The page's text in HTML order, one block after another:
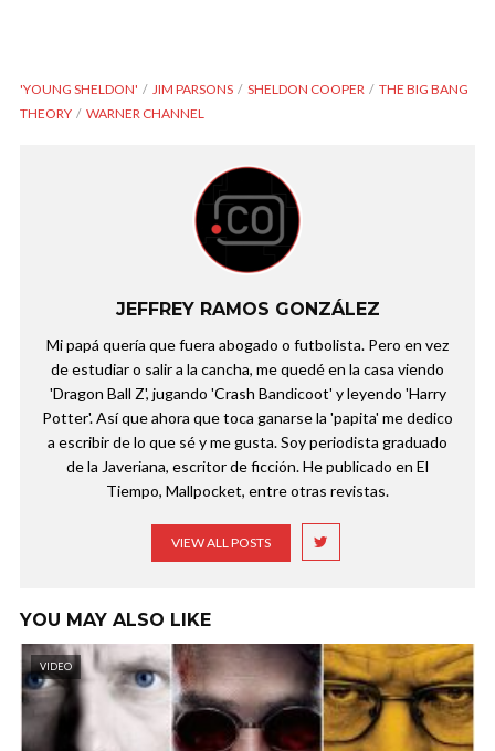
'YOUNG SHELDON' JIM PARSONS SHELDON COOPER
THE BIG BANG
THEORY
WARNER CHANNEL
JEFFREY RAMOS GONZÁLEZ
Mi papá quería que fuera abogado o futbolista. Pero en vez
de estudiar o salir a la cancha, me quedé en la casa viendo
'Dragon Ball Z', jugando 'Crash Bandicoot' y leyendo 'Harry
Potter'. Así que ahora que toca ganarse la 'papita' me dedico
a escribir de lo que sé y me gusta. Soy periodista graduado
de la Javeriana, escritor de ficción. He publicado en El
Tiempo, Mallpocket, entre otras revistas.
VIEW ALL POSTS
YOU MAY ALSO LIKE
VIDEO